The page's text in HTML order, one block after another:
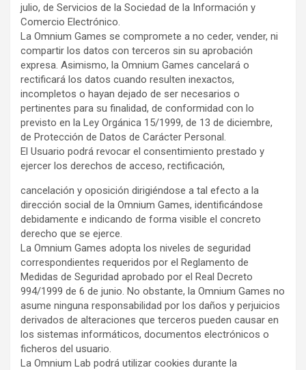
julio, de Servicios de la Sociedad de la Información y
Comercio Electrónico.
La Omnium Games se compromete a no ceder, vender, ni
compartir los datos con terceros sin su aprobación
expresa. Asimismo, la Omnium Games cancelará o
rectificará los datos cuando resulten inexactos,
incompletos o hayan dejado de ser necesarios o
pertinentes para su finalidad, de conformidad con lo
previsto en la Ley Orgánica 15/1999, de 13 de diciembre,
de Protección de Datos de Carácter Personal.
El Usuario podrá revocar el consentimiento prestado y
ejercer los derechos de acceso, rectificación,
cancelación y oposición dirigiéndose a tal efecto a la
dirección social de la Omnium Games, identificándose
debidamente e indicando de forma visible el concreto
derecho que se ejerce.
La Omnium Games adopta los niveles de seguridad
correspondientes requeridos por el Reglamento de
Medidas de Seguridad aprobado por el Real Decreto
994/1999 de 6 de junio. No obstante, la Omnium Games no
asume ninguna responsabilidad por los daños y perjuicios
derivados de alteraciones que terceros pueden causar en
los sistemas informáticos, documentos electrónicos o
ficheros del usuario.
La Omnium Lab podrá utilizar cookies durante la